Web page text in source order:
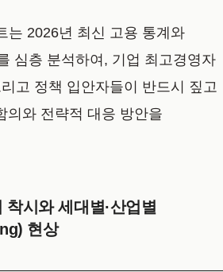
는 2026년 최신 고용 통계와
심층 분석하여, 기업 최고경영자
고 정책 입안자들이 반드시 짚고
의와 전략적 대응 방안을
시와 세대별·산업별
현상